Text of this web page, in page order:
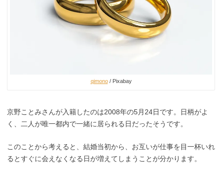
qimono/ Pixabay
京野ことみさんが入籍したのは2008年の5月24日です。日柄がよ
く、二人が唯一都内で一緒に居られる日だったそうです。
このことから考えると、結婚当初から、お互いが仕事を目一杯いれ
るとすぐに会えなくなる日が増えてしまうことが分かります。